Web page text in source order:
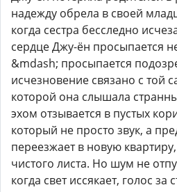
надежду обрела в своей
когда сестра бесследно
сердце Джу-ён просыпается
&mdash; просыпается
исчезновение связано с той
которой она слышала
эхом отзывается в пустых
который не просто звук, а
переезжает в новую
чистого листа. Но шум не
когда свет иссякает, голос за